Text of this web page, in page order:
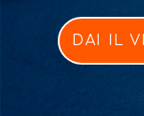
DAI IL